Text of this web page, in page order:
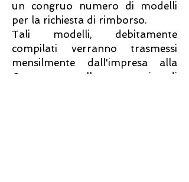
un congruo numero di modelli
per la richiesta di rimborso.
Tali modelli, debitamente
compilati verranno trasmessi
mensilmente dall'impresa alla
Cassa con allegato copia di